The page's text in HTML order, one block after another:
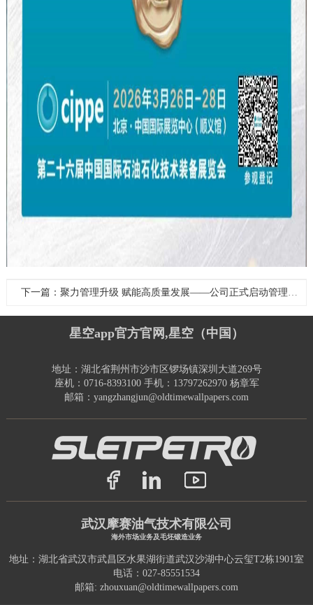
下一篇：聚力管理升级 赋能高质量发展——公司正式启动管理提升专项咨询项目
星空app官方官网,星空（中国）
地址：湖北省荆州市沙市区锣场镇深圳大道269号
座机：0716-8393100 手机：13797262970 杨章军
邮箱：yangzhangjun@oldtimewallpapers.com
武汉摩赛油气技术有限公司
海外市场业务及毛坯锻造业务
地址：湖北省武汉市武昌区水果湖街道武汉沙湖中心云玺T2栋1901室
电话：027-85551534
邮箱: zhouxuan@oldtimewallpapers.com